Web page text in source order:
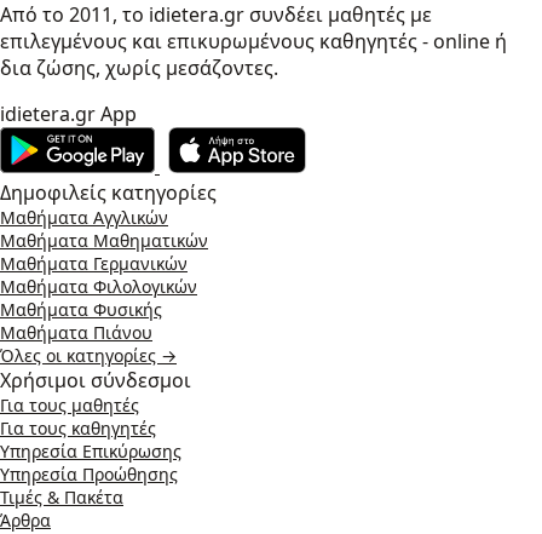
Από το 2011, το idietera.gr συνδέει μαθητές με
επιλεγμένους και επικυρωμένους καθηγητές - online ή
δια ζώσης, χωρίς μεσάζοντες.
idietera.gr App
Δημοφιλείς κατηγορίες
Μαθήματα Αγγλικών
Μαθήματα Μαθηματικών
Μαθήματα Γερμανικών
Μαθήματα Φιλολογικών
Μαθήματα Φυσικής
Μαθήματα Πιάνου
Όλες οι κατηγορίες →
Χρήσιμοι σύνδεσμοι
Για τους μαθητές
Για τους καθηγητές
Υπηρεσία Επικύρωσης
Υπηρεσία Προώθησης
Τιμές & Πακέτα
Άρθρα